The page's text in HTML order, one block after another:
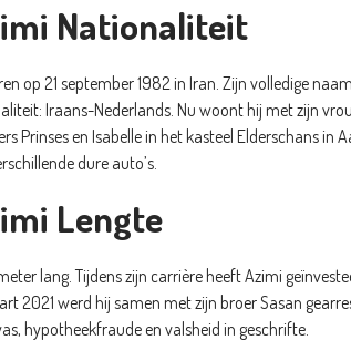
Nationaliteit
op 21 september 1982 in Iran. Zijn volledige
Iraans-Nederlands. Nu woont hij met zijn
Prinses en Isabelle in het kasteel Elderschans in
dure auto’s.
Lengte
lang. Tijdens zijn carrière heeft Azimi
2021 werd hij samen met zijn broer Sasan
hypotheekfraude en valsheid in geschrifte.